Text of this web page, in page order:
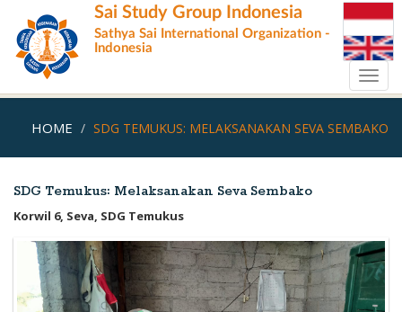
main
content
Sai Study Group Indonesia
Sathya Sai International Organization -
Indonesia
HOME SDG TEMUKUS: MELAKSANAKAN SEVA SEMBAKO
SDG Temukus: Melaksanakan Seva Sembako
Korwil 6, Seva, SDG Temukus